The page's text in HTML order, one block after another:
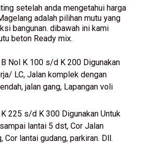
setelah anda mengetahui harga
adalah pilihan mutu yang
bangunan. dibawah ini kami
beton Ready mix.
Nol K 100 s/d K 200 Digunakan
LC, Jalan komplek dengan
jalan gang, Lapangan voli
225 s/d K 300 Digunakan Untuk
lantai 5 dst, Cor Jalan
Cor lantai gudang, parkiran. Dll.